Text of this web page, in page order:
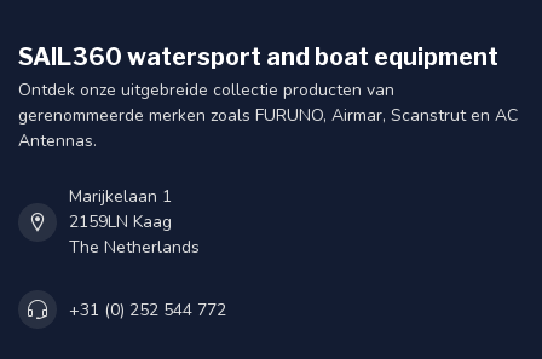
SAIL360 watersport and boat equipment
Ontdek onze uitgebreide collectie producten van
gerenommeerde merken zoals FURUNO, Airmar, Scanstrut en AC
Antennas.
Marijkelaan 1
2159LN Kaag
The Netherlands
+31 (0) 252 544 772